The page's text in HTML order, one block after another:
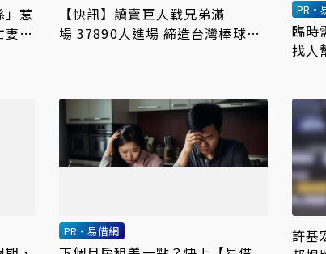
」惹
的
【快訊】讀賣巨人戰兄弟滿
場 37890人進場 締造台灣棒球史
PR・
臨時
找人
PR・易借網
許基